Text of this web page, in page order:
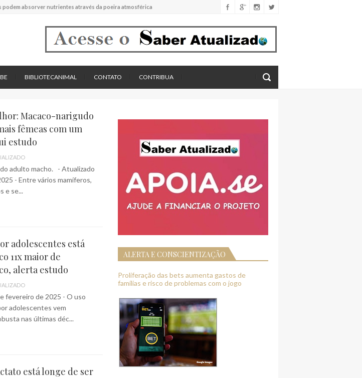
absorver nutrientes através da poeira atmosférica
do crescimento de cânceres no coração de mamíferos, aponta estudo
BIBLIOTECANIMAL CONTATO CONTRIBUA
Macaco-narigudo
fêmeas com um
estudo
adulto macho. - Atualizado
- Entre vários mamíferos,
e se...
adolescentes está
11x maior de
alerta estudo
fevereiro de 2025 - O uso
adolescentes vem
nas últimas déc...
está longe de ser
ALERTA E CONSCIENTIZAÇÃO
Proliferação das bets aumenta gastos de
famílias e risco de problemas com o jogo